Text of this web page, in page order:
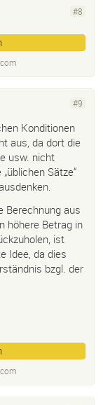
#8
com
#9
Konditionen
aus, da dort die
usw. nicht
Sätze“
Berechnung aus
höhere Betrag in
ist
Idee, da dies
bzgl. der
com